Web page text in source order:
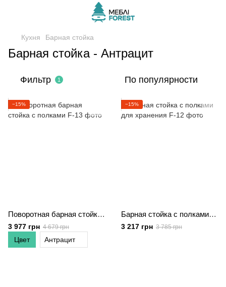
Кухня Барная стойка
Барная стойка - Антрацит
Фильтр 1 По популярности
−15%
Поворотная барная стойка с полками
3 977 грн 4 679 грн
−15%
Барная стойка с полками для хранения
3 217 грн 3 785 грн
Цвет Антрацит